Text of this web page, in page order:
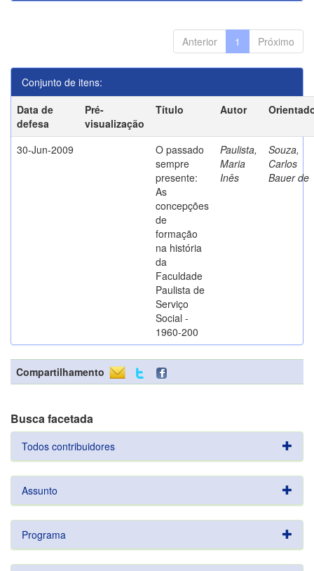
Anterior 1 Próximo
Conjunto de itens:
Data de
defesa
Pré-
visualização
Título Autor
30-Jun-2009
O passado
sempre
presente:
As
concepções
de
formação
na história
da
Faculdade
Paulista de
Serviço
Social -
1960-200
Paulista,
Maria
Inês
Souza,
Carlos
Bauer de
Compartilhamento
Busca facetada
Todos contribuidores
Assunto
Programa